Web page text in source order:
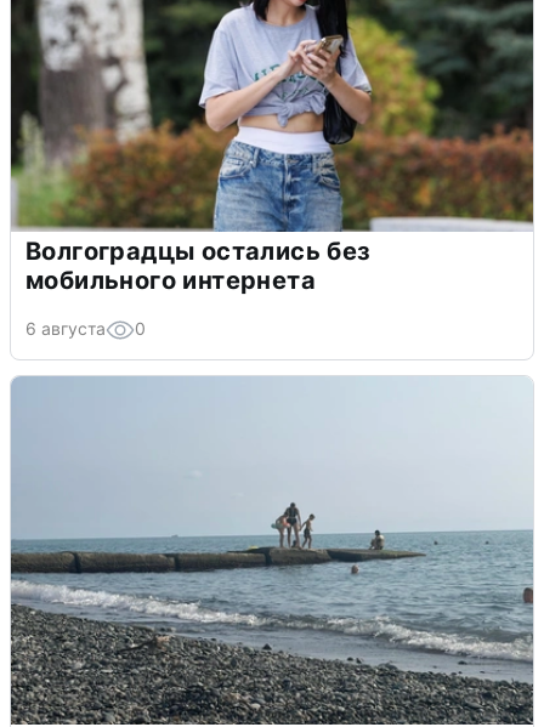
Волгоградцы остались без
мобильного интернета
6 августа 0